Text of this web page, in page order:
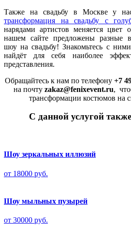
Также на свадьбу в Москве у
трансформация на свадьбу с
нарядами артистов меняется цвет
нашем сайте предложены разные
шоу на свадьбу! Знакомьтесь с
найдёт для себя наиболее
представления.
Обращайтесь к нам по телефону +7
на почту zakaz@fenixevent.ru,
трансформации костюмов на
С данной услугой
Шоу зеркальных иллюзий
от 18000 руб.
Шоу мыльных пузырей
от 30000 руб.